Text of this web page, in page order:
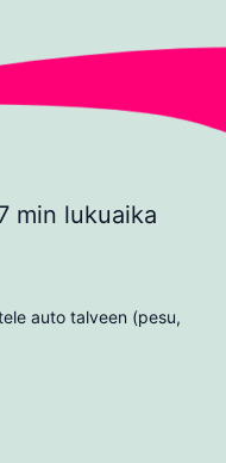
min lukuaika
auto talveen (pesu,